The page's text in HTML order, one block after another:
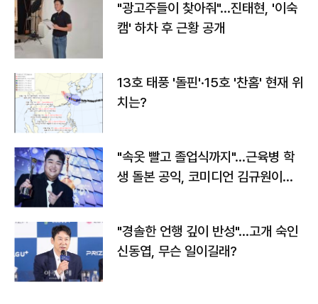
"광고주들이 찾아줘"…진태현, '이숙
캠' 하차 후 근황 공개
13호 태풍 '돌핀'·15호 '찬홈' 현재 위
치는?
"속옷 빨고 졸업식까지"…근육병 학
생 돌본 공익, 코미디언 김규원이었
"경솔한 언행 깊이 반성"…고개 숙인
신동엽, 무슨 일이길래?